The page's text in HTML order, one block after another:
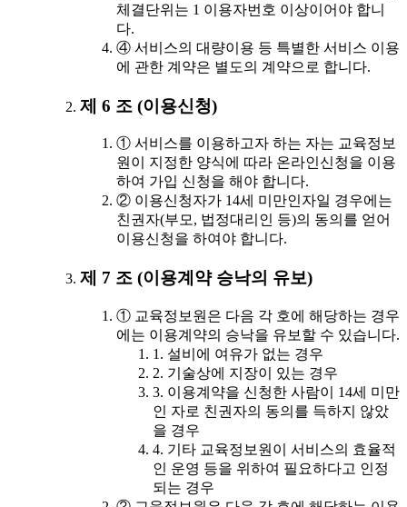
체결단위는 1 이용자번호 이상이어야 합니
다.
④ 서비스의 대량이용 등 특별한 서비스 이용
에 관한 계약은 별도의 계약으로 합니다.
제 6 조 (이용신청)
① 서비스를 이용하고자 하는 자는 교육정보
원이 지정한 양식에 따라 온라인신청을 이용
하여 가입 신청을 해야 합니다.
② 이용신청자가 14세 미만인자일 경우에는
친권자(부모, 법정대리인 등)의 동의를 얻어
이용신청을 하여야 합니다.
제 7 조 (이용계약 승낙의 유보)
① 교육정보원은 다음 각 호에 해당하는 경우
에는 이용계약의 승낙을 유보할 수 있습니다.
1. 설비에 여유가 없는 경우
2. 기술상에 지장이 있는 경우
3. 이용계약을 신청한 사람이 14세 미만
인 자로 친권자의 동의를 득하지 않았
을 경우
4. 기타 교육정보원이 서비스의 효율적
인 운영 등을 위하여 필요하다고 인정
되는 경우